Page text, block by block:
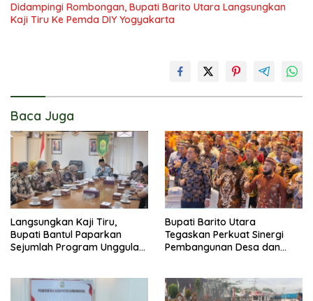
Didampingi Rombongan, Bupati Barito Utara Langsungkan
Kaji Tiru Ke Pemda DIY Yogyakarta
Baca Juga
Langsungkan Kaji Tiru,
Bupati Bantul Paparkan
Sejumlah Program Unggulan
Bupati Barito Utara
Tegaskan Perkuat Sinergi
Pembangunan Desa dan